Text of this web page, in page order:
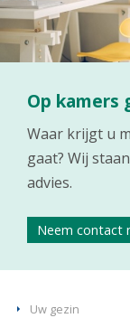
Op kamers
Waar krijgt u
gaat? Wij
advies.
Neem contact
Uw gezin